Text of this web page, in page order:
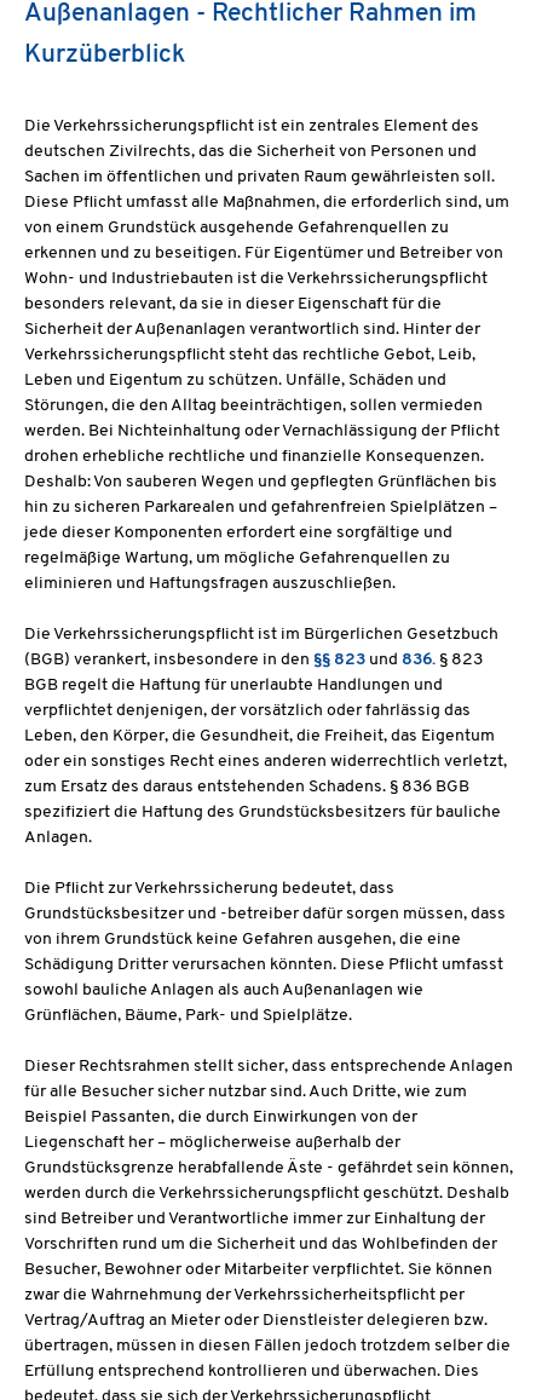
Außenanlagen - Rechtlicher Rahmen im
Kurzüberblick
Die Verkehrssicherungspflicht ist ein zentrales Element des
deutschen Zivilrechts, das die Sicherheit von Personen und
Sachen im öffentlichen und privaten Raum gewährleisten soll.
Diese Pflicht umfasst alle Maßnahmen, die erforderlich sind, um
von einem Grundstück ausgehende Gefahrenquellen zu
erkennen und zu beseitigen. Für Eigentümer und Betreiber von
Wohn- und Industriebauten ist die Verkehrssicherungspflicht
besonders relevant, da sie in dieser Eigenschaft für die
Sicherheit der Außenanlagen verantwortlich sind. Hinter der
Verkehrssicherungspflicht steht das rechtliche Gebot, Leib,
Leben und Eigentum zu schützen. Unfälle, Schäden und
Störungen, die den Alltag beeinträchtigen, sollen vermieden
werden. Bei Nichteinhaltung oder Vernachlässigung der Pflicht
drohen erhebliche rechtliche und finanzielle Konsequenzen.
Deshalb: Von sauberen Wegen und gepflegten Grünflächen bis
hin zu sicheren Parkarealen und gefahrenfreien Spielplätzen –
jede dieser Komponenten erfordert eine sorgfältige und
regelmäßige Wartung, um mögliche Gefahrenquellen zu
eliminieren und Haftungsfragen auszuschließen.
Die Verkehrssicherungspflicht ist im Bürgerlichen Gesetzbuch
(BGB) verankert, insbesondere in den §§ 823 und 836. § 823
BGB regelt die Haftung für unerlaubte Handlungen und
verpflichtet denjenigen, der vorsätzlich oder fahrlässig das
Leben, den Körper, die Gesundheit, die Freiheit, das Eigentum
oder ein sonstiges Recht eines anderen widerrechtlich verletzt,
zum Ersatz des daraus entstehenden Schadens. § 836 BGB
spezifiziert die Haftung des Grundstücksbesitzers für bauliche
Anlagen.
Die Pflicht zur Verkehrssicherung bedeutet, dass
Grundstücksbesitzer und -betreiber dafür sorgen müssen, dass
von ihrem Grundstück keine Gefahren ausgehen, die eine
Schädigung Dritter verursachen könnten. Diese Pflicht umfasst
sowohl bauliche Anlagen als auch Außenanlagen wie
Grünflächen, Bäume, Park- und Spielplätze.
Dieser Rechtsrahmen stellt sicher, dass entsprechende Anlagen
für alle Besucher sicher nutzbar sind. Auch Dritte, wie zum
Beispiel Passanten, die durch Einwirkungen von der
Liegenschaft her – möglicherweise außerhalb der
Grundstücksgrenze herabfallende Äste - gefährdet sein können,
werden durch die Verkehrssicherungspflicht geschützt. Deshalb
sind Betreiber und Verantwortliche immer zur Einhaltung der
Vorschriften rund um die Sicherheit und das Wohlbefinden der
Besucher, Bewohner oder Mitarbeiter verpflichtet. Sie können
zwar die Wahrnehmung der Verkehrssicherheitspflicht per
Vertrag/Auftrag an Mieter oder Dienstleister delegieren bzw.
übertragen, müssen in diesen Fällen jedoch trotzdem selber die
Erfüllung entsprechend kontrollieren und überwachen. Dies